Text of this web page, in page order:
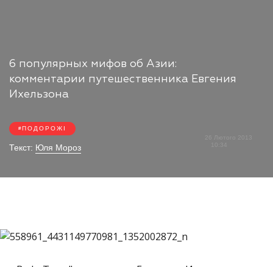
6 популярных мифов об Азии:
комментарии путешественника Евгения
Ихельзона
ПОДОРОЖІ
Текст: Юля Мороз
26 Лютого 2013